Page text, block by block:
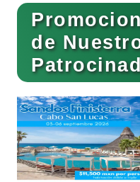
Buceo
Cafeterías
Cajas de
Cámaras de
de